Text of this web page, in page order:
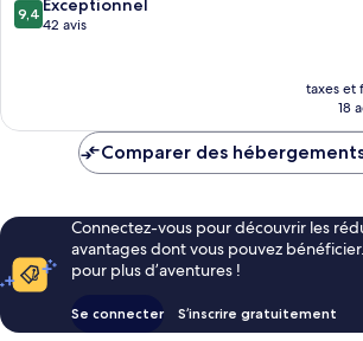
sur
9,4 Exceptionnel
42 avis
taxes et
18
Comparer des
Connectez-vous pour découvrir les
avantages dont vous pouvez
pour plus d’aventures !
Se connecter S’inscrire gratuitement